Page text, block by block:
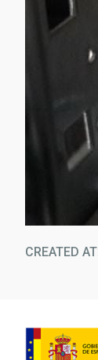
CREATED AT